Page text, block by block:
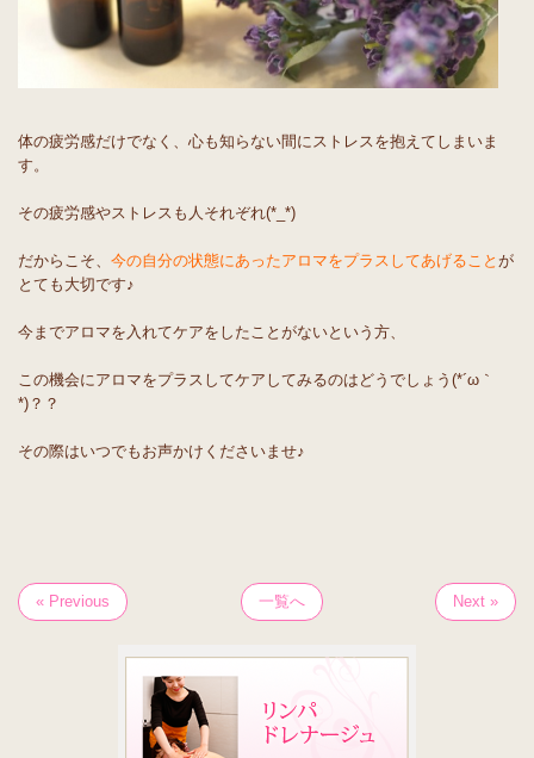
体の疲労感だけでなく、心も知らない間にストレスを抱えてしまいま
す。
その疲労感やストレスも人それぞれ(*_*)
だからこそ、 今の自分の状態にあったアロマをプラスしてあげること が
とても大切です♪
今までアロマを入れてケアをしたことがないという方、
この機会にアロマをプラスしてケアしてみるのはどうでしょう(*´ω｀
*)？？
その際はいつでもお声かけくださいませ♪
« Previous 一覧へ Next »